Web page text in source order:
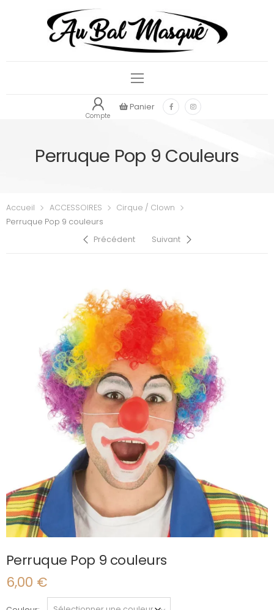
Compte
Panier
Perruque Pop 9 Couleurs
Accueil ACCESSOIRES
Cirque / Clown
Perruque Pop 9 couleurs
Précédent
Suivant
Perruque Pop 9 couleurs
6,00 €